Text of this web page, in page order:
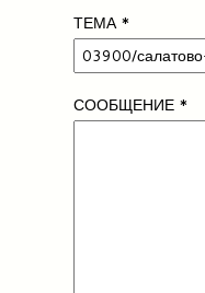
ТЕМА*
СООБЩЕНИЕ *